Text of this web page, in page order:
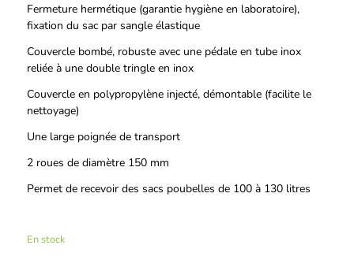
Fermeture hermétique (garantie hygiène en laboratoire),
fixation du sac par sangle élastique
Couvercle bombé, robuste avec une pédale en tube inox
reliée à une double tringle en inox
Couvercle en polypropylène injecté, démontable (facilite le
nettoyage)
Une large poignée de transport
2 roues de diamètre 150 mm
Permet de recevoir des sacs poubelles de 100 à 130 litres
En stock